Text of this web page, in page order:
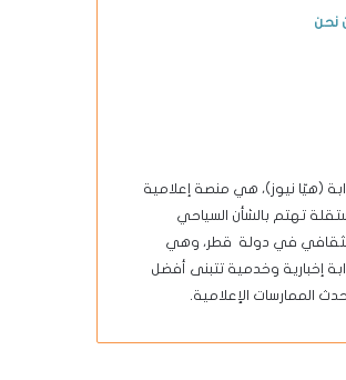
نحن
(هيّا نيوز)، هي منصة إعلامية
تهتم بالشأن السياحي
في دولة قطر، وهي
إخبارية وخدمية تتبنى أفضل
الممارسات الإعلامية.